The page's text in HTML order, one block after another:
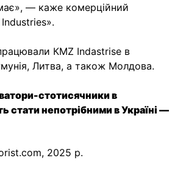
— каже комерційний
КMZ Indastrise в
Литва, а також Молдова.
стотисячники в
стати непотрібними в Україні —
2025 р.